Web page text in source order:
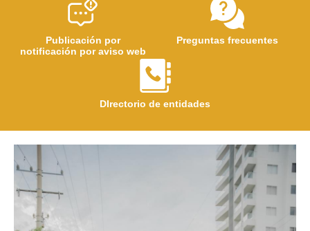
Publicación por
notificación por aviso web
Preguntas frecuentes
DIrectorio de entidades